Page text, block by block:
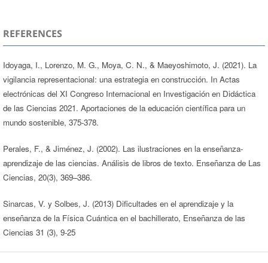
REFERENCES
Idoyaga, I., Lorenzo, M. G., Moya, C. N., & Maeyoshimoto, J. (2021). La
vigilancia representacional: una estrategia en construcción. In Actas
electrónicas del XI Congreso Internacional en Investigación en Didáctica
de las Ciencias 2021. Aportaciones de la educación científica para un
mundo sostenible, 375-378.
Perales, F., & Jiménez, J. (2002). Las ilustraciones en la enseñanza-
aprendizaje de las ciencias. Análisis de libros de texto. Enseñanza de Las
Ciencias, 20(3), 369–386.
Sinarcas, V. y Solbes, J. (2013) Dificultades en el aprendizaje y la
enseñanza de la Física Cuántica en el bachillerato, Enseñanza de las
Ciencias 31 (3), 9-25